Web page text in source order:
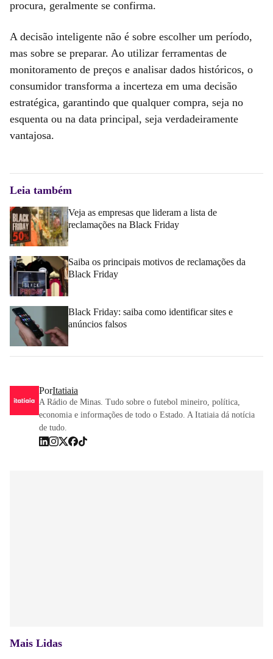
procura, geralmente se confirma.
A decisão inteligente não é sobre escolher um período,
mas sobre se preparar. Ao utilizar ferramentas de
monitoramento de preços e analisar dados históricos, o
consumidor transforma a incerteza em uma decisão
estratégica, garantindo que qualquer compra, seja no
esquenta ou na data principal, seja verdadeiramente
vantajosa.
Leia também
Veja as empresas que lideram a lista de
reclamações na Black Friday
Saiba os principais motivos de reclamações da
Black Friday
Black Friday: saiba como identificar sites e
anúncios falsos
PorItatiaia
A Rádio de Minas. Tudo sobre o futebol mineiro, política,
economia e informações de todo o Estado. A Itatiaia dá notícia
de tudo.
Mais Lidas